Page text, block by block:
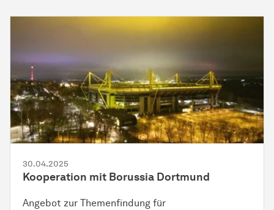
30.04.2025
Kooperation mit Borussia Dortmund
Angebot zur Themenfindung für